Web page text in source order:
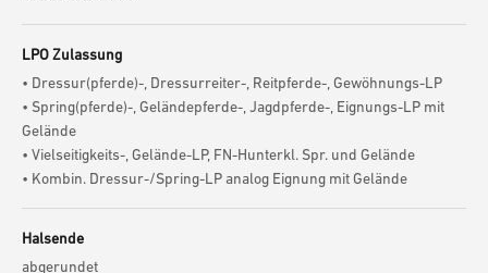
LPO Zulassung
• Dressur(pferde)-, Dressurreiter-, Reitpferde-, Gewöhnungs-LP
• Spring(pferde)-, Geländepferde-, Jagdpferde-, Eignungs-LP mit
Gelände
• Vielseitigkeits-, Gelände-LP, FN-Hunterkl. Spr. und Gelände
• Kombin. Dressur-/Spring-LP analog Eignung mit Gelände
Halsende
abgerundet